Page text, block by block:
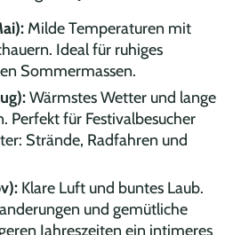
Milde Temperaturen mit
Ideal für ruhiges
Sommermassen.
Wärmstes Wetter und lange
Perfekt für Festivalbesucher
Strände, Radfahren und
Klare Luft und buntes Laub.
und gemütliche
Jahreszeiten ein intimeres